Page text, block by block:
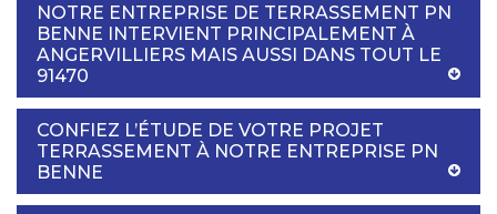
NOTRE ENTREPRISE DE TERRASSEMENT PN
BENNE INTERVIENT PRINCIPALEMENT À
ANGERVILLIERS MAIS AUSSI DANS TOUT LE
91470
CONFIEZ L’ÉTUDE DE VOTRE PROJET
TERRASSEMENT À NOTRE ENTREPRISE PN
BENNE